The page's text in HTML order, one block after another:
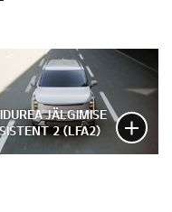
JÄLGIMISE
2 (LFA2)